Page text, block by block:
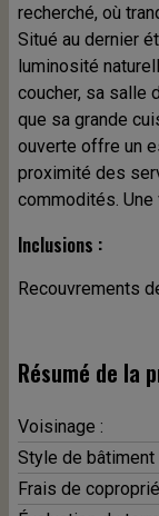
recherché, où
Situé au dernier
luminosité
coucher, sa salle
que sa grande
ouverte offre un
proximité des
commodités.
Inclusions :
Recouvrements
Résumé de la
Voisinage :
Style de bâtiment
Frais de